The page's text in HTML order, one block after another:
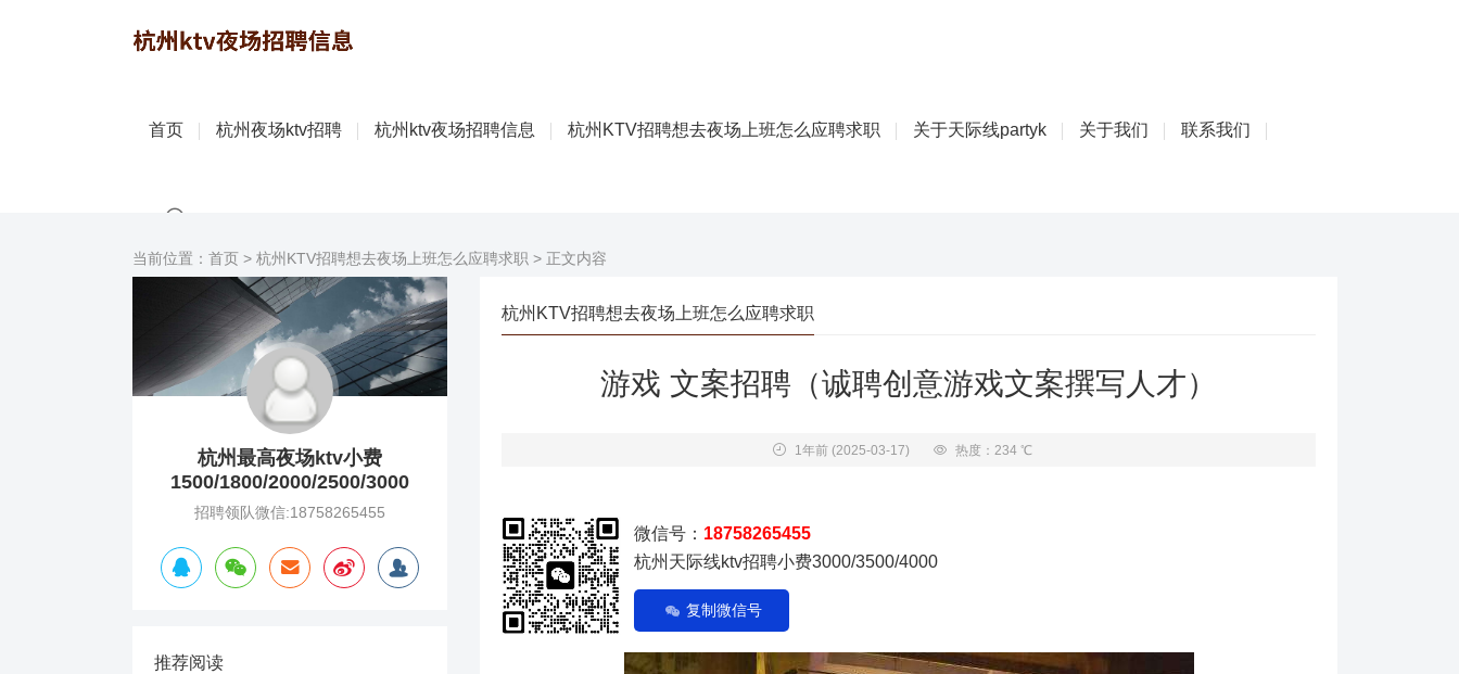
首页 杭州夜场ktv招聘 杭州ktv夜场招聘信息 杭州KTV招聘想去夜场上班怎么应聘求职 关于天际线partyk 关于我们 联系我们
当前位置： 首页 > 杭州KTV招聘想去夜场上班怎么应聘求职 > 正文内容
杭州最高夜场ktv小费
1500/1800/2000/2500/3000
招聘领队微信:18758265455
推荐阅读
杭州KTV招聘想去夜场上班怎么应聘求职
游戏 文案招聘（诚聘创意游戏文案撰写人才）
1年前(2025-03-17) 热度：234 ℃
微信号： 18758265455
杭州天际线ktv招聘小费3000/3500/4000
复制微信号